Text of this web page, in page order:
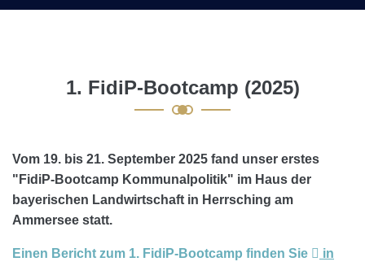
1. FidiP-Bootcamp (2025)
Vom 19. bis 21. September 2025 fand unser erstes
"FidiP-Bootcamp Kommunalpolitik" im Haus der
bayerischen Landwirtschaft in Herrsching am
Ammersee statt.
Einen Bericht zum 1. FidiP-Bootcamp finden Sie
in